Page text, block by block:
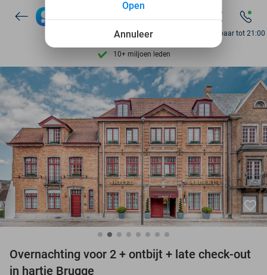
7 dagen per week beschikbaar
10+ miljoen leden
9,4 op basis van
Ontdek 15.000+ deals
7 dagen per week beschikbaar
10+ miljoen leden
Bereikbaar tot 21:00
favorite_border
Overnachting voor 2 + ontbijt + late check-out
in hartje Brugge
Annuleer
Open